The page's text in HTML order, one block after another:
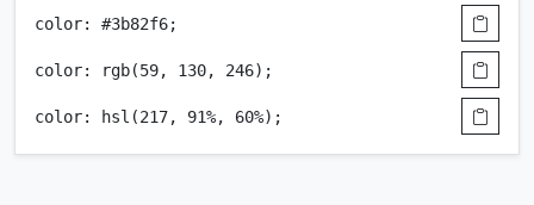
color: #3b82f6;
color: rgb(59, 130, 246);
color: hsl(217, 91%, 60%);